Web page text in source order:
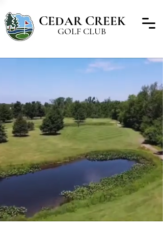
CEDARCREEK
GOLF CLUB
WELCOME TO
CEDARCREEKGOLFCLUB